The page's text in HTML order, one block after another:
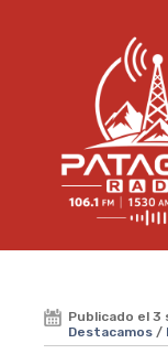
Publicado el 3
Destacamos /